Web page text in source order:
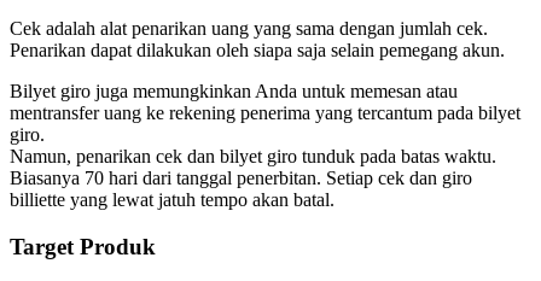
Cek adalah alat penarikan uang yang sama dengan jumlah cek.
Penarikan dapat dilakukan oleh siapa saja selain pemegang akun.
Bilyet giro juga memungkinkan Anda untuk memesan atau
mentransfer uang ke rekening penerima yang tercantum pada bilyet
giro.
Namun, penarikan cek dan bilyet giro tunduk pada batas waktu.
Biasanya 70 hari dari tanggal penerbitan. Setiap cek dan giro
billiette yang lewat jatuh tempo akan batal.
Target Produk